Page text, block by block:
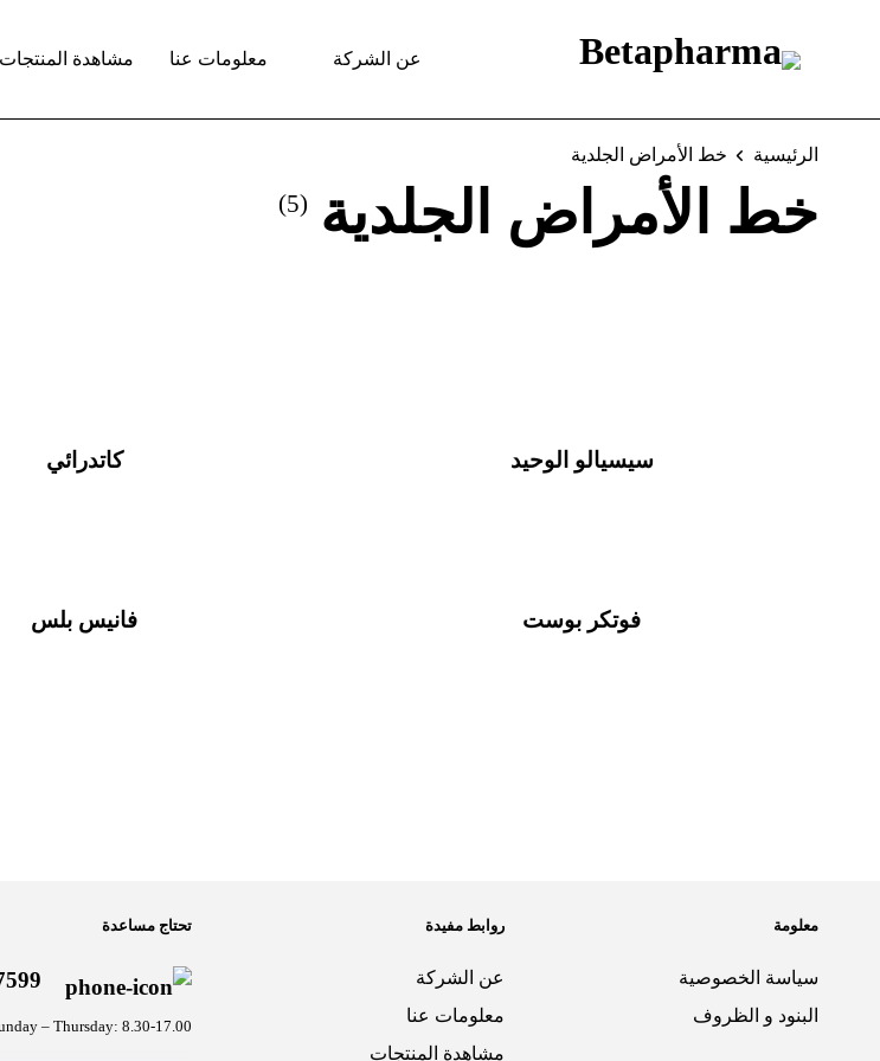
عن الشركة معلومات عنا مشاهدة المنتجات
الرئيسية خط الأمراض الجلدية
خط الأمراض الجلدية (5)
سيسيالو الوحيد كاتدرائي
فوتكر بوست فانيس بلس
تحتاج مساعدة
– Thursday: 8.30-17.00
روابط مفيدة
عن الشركة
معلومات عنا
مشاهدة المنتجات
معلومة
سياسة الخصوصية
البنود و الظروف